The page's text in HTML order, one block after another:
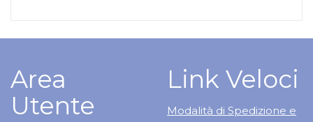
Area
Utente
Link Veloci
Modalità di Spedizione e